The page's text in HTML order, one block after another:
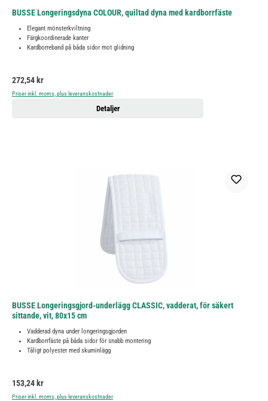
BUSSE Longeringsdyna COLOUR, quiltad dyna med kardborrfäste
Elegant mönsterkviltning
Färgkoordinerade kanter
Kardborreband på båda sidor mot glidning
Ordinarie pris:
272,54 kr
Priser inkl. moms, plus leveranskostnader
Detaljer
BUSSE Longeringsgjord-underlägg CLASSIC, vadderat, för säkert
sittande, vit, 80x15 cm
Vadderad dyna under longeringsgjorden
Kardborrfäste på båda sidor för snabb montering
Tåligt polyester med skuminlägg
Ordinarie pris:
153,24 kr
Priser inkl. moms, plus leveranskostnader